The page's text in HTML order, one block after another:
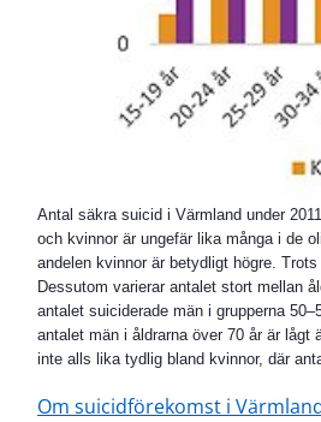
Antal säkra suicid i Värmland under
och kvinnor är ungefär lika många i de
andelen kvinnor är betydligt högre.
Dessutom varierar antalet stort mellan
antalet suiciderade män i grupperna
antalet män i åldrarna över 70 år är lågt
inte alls lika tydlig bland kvinnor, där
Om suicidförekomst i